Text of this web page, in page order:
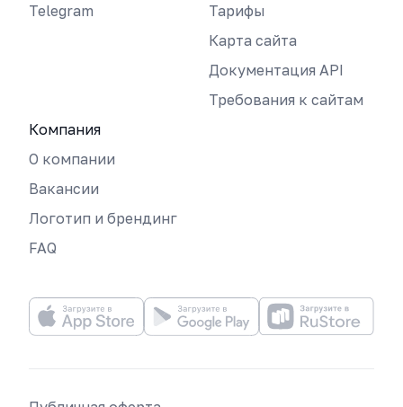
Telegram
Тарифы
Карта сайта
Документация API
Требования к сайтам
Компания
О компании
Вакансии
Логотип и брендинг
FAQ